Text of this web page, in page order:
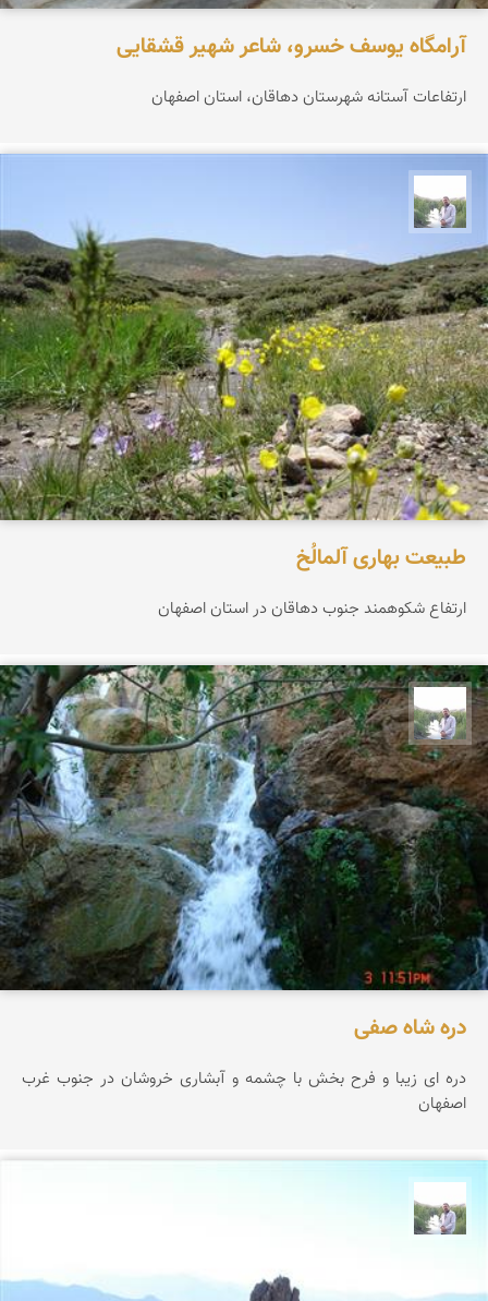
آرامگاه یوسف خسرو، شاعر شهیر قشقایی
ارتفاعات آستانه شهرستان دهاقان، استان اصفهان
طبیعت بهاری آلمالُخ
ارتفاع شکوهمند جنوب دهاقان در استان اصفهان
مهرداد زینلیان
دره شاه صفی
دره ای زیبا و فرح بخش با چشمه و آبشاری خروشان در جنوب غرب
اصفهان